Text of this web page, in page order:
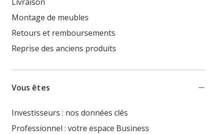
Montage de meubles
Retours et remboursements
Reprise des anciens produits
Vous êtes
Investisseurs : nos données clés
Professionnel : votre espace Business